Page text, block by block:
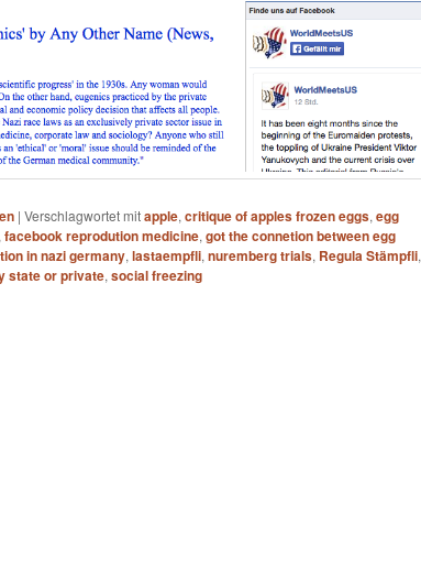
| Verschlagwortet mitapple, critique of apples frozen eggs, egg
facebook reprodution medicine, got the connetion between egg
in nazi germany, lastaempfli, nuremberg trials, Regula Stämpfli,
state or private, social freezing